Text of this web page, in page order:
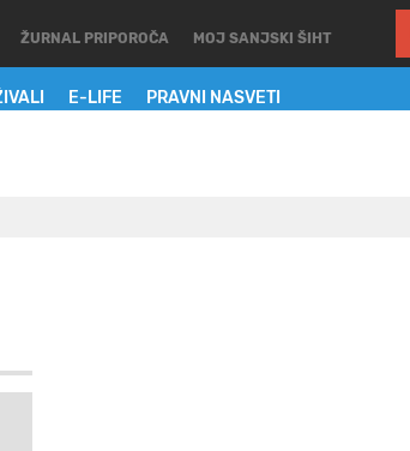
E-LIFE PRAVNI NASVETI
ŽURNAL PRIPOROČA MOJ SANJSKI ŠIHT